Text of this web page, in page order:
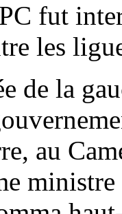
fut
les
de la
au
ministre